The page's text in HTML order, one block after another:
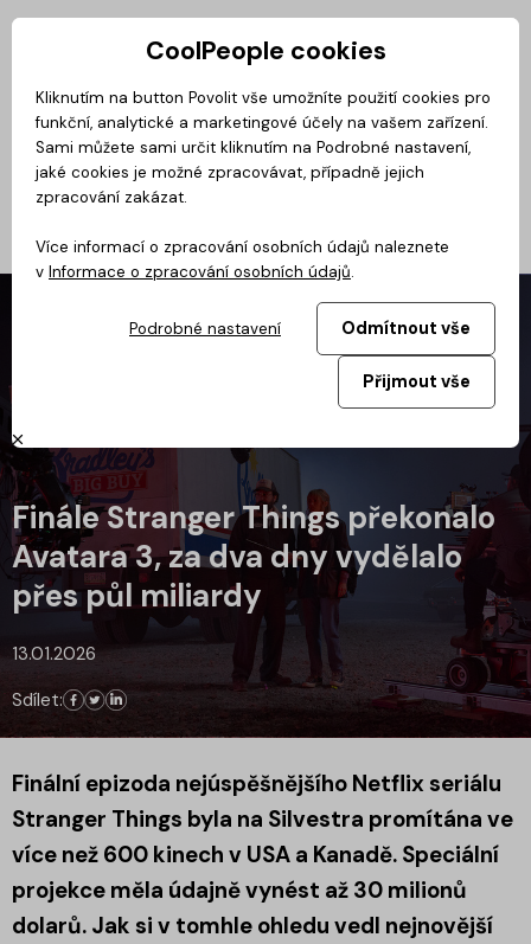
Privátní zóna
Magazín BusinessClass CoolMovie CoolDialog Podcast
Finále Stranger Things překonalo
Avatara 3, za dva dny vydělalo
přes půl miliardy
13.01.2026
Sdílet:
Finální epizoda nejúspěšnějšího Netflix seriálu
Stranger Things byla na Silvestra promítána ve
více než 600 kinech v USA a Kanadě. Speciální
projekce měla údajně vynést až 30 milionů
dolarů. Jak si v tomhle ohledu vedl nejnovější
CoolPeople cookies
Kliknutím na button Povolit vše umožníte použití cookies pro
funkční, analytické a marketingové účely na vašem zařízení.
Sami můžete sami určit kliknutím na Podrobné nastavení,
jaké cookies je možné zpracovávat, případně jejich
zpracování zakázat.
Více informací o zpracování osobních údajů naleznete
v Informace o zpracování osobních údajů.
Podrobné nastavení Odmítnout vše
Přijmout vše